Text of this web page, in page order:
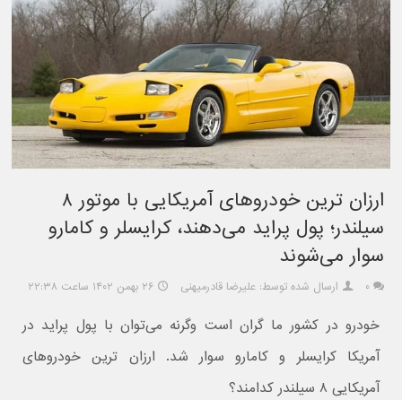
ارزان ترین خودروهای آمریکایی با موتور ۸
سیلندر؛ پول پراید می‌دهند، کرایسلر و کامارو
سوار می‌شوند
۰ ارسال شده توسط: علیرضا قادرمیهنی ۲۶ بهمن ۱۴۰۲ ساعت ۲۲:۳۸
خودرو در کشور ما گران است وگرنه می‌توان با پول پراید در
آمریکا کرایسلر و کامارو سوار شد. ارزان ترین خودروهای
آمریکایی ۸ سیلندر کدامند؟